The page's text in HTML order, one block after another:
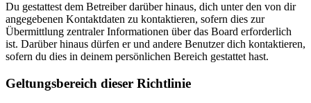
Du gestattest dem Betreiber darüber hinaus, dich unter den von dir
angegebenen Kontaktdaten zu kontaktieren, sofern dies zur
Übermittlung zentraler Informationen über das Board erforderlich
ist. Darüber hinaus dürfen er und andere Benutzer dich kontaktieren,
sofern du dies in deinem persönlichen Bereich gestattet hast.
Geltungsbereich dieser Richtlinie